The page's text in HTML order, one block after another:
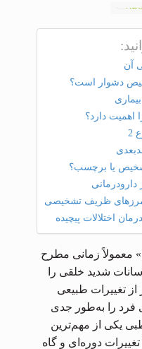
آن
دشوار است؟
اهمیت دارد؟
یا برچسب؟
دارودرمانی
ظریف تشخیصی
اختلالات پیچیده
» معمولاً زمانی مطرح
شدید خلقی را
از تغییرات طبیعی
فرد را به‌طور جدی
یکی از مهم‌ترین
دوره‌ای و گاه